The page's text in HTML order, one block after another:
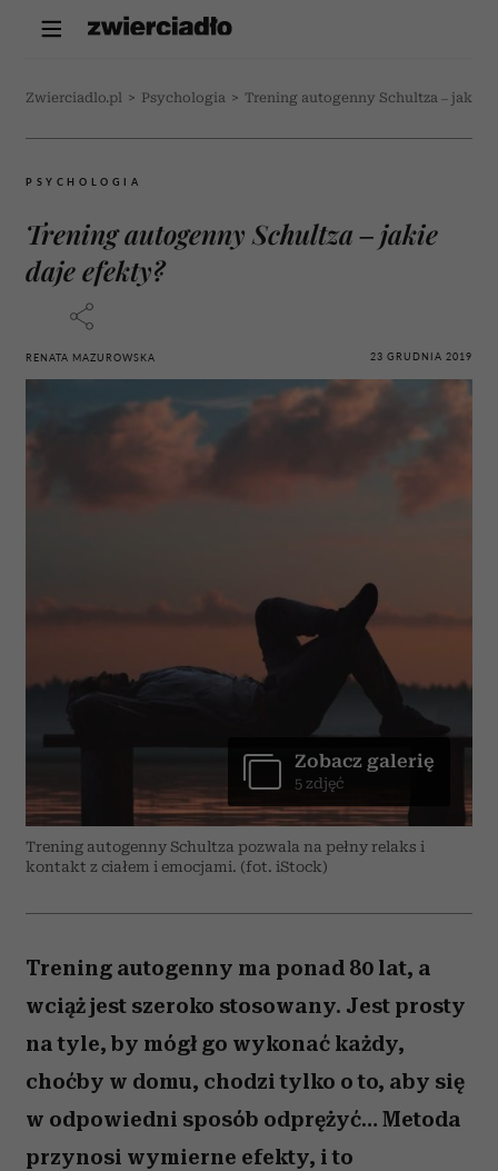
Zwierciadlo.pl > Psychologia > Trening autogenny Schultza – jakie
PSYCHOLOGIA
Trening autogenny Schultza – jakie
daje efekty?
RENATA MAZUROWSKA 23 GRUDNIA 2019
Trening autogenny Schultza pozwala na pełny relaks i
kontakt z ciałem i emocjami. (fot. iStock)
Zobacz galerię
5 zdjęć
Trening autogenny ma ponad 80 lat, a
wciąż jest szeroko stosowany. Jest prosty
na tyle, by mógł go wykonać każdy,
choćby w domu, chodzi tylko o to, aby się
w odpowiedni sposób odprężyć… Metoda
przynosi wymierne efekty, i to